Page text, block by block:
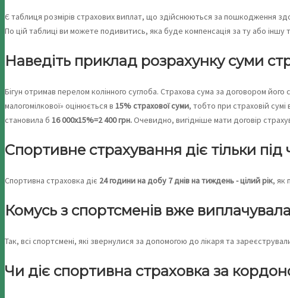
Є таблиця розмірів страхових виплат, що здійснюються за пошкодження
По цій таблиці ви можете подивитись, яка буде компенсація за ту або іншу
Наведіть приклад розрахунку суми
Бігун отримав перелом колінного суглоба. Страхова сума за договором
малогомілкової» оцінюється в 15% страхової суми, тобто при страховій
становила б 16 000х15%=2 400 грн.Очевидно, вигідніше мати договір
Спортивне страхування діє тільки під
Спортивна страховка діє 24 години на добу 7 днів на тиждень - цілий рік, як
Комусь з спортсменів вже
Так, всі спортсмені, які звернулися за допомогою до лікаря та
Чи діє спортивна страховка за